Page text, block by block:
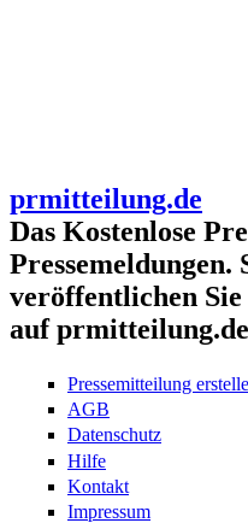
prmitteilung.de
Das Kostenlose
Pressemeldungen.
veröffentlichen
auf prmitteilung.de
Pressemitteilung
AGB
Datenschutz
Hilfe
Kontakt
Impressum